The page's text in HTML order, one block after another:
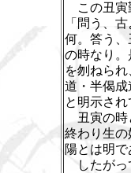
この丑寅
「問う、
何。答う
の時なり
を刎ねら
道・半偈成
と明示され
丑寅の時
終わり生の
陽とは明で
したがっ